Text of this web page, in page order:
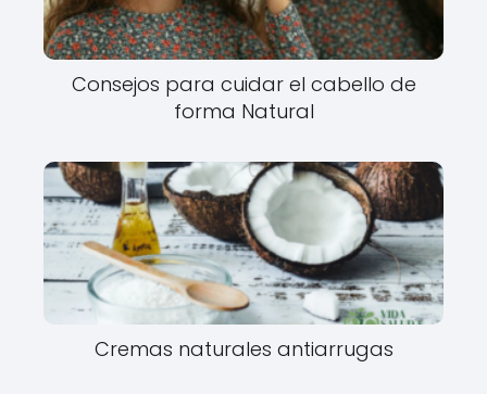
Consejos para cuidar el cabello de
forma Natural
Cremas naturales antiarrugas